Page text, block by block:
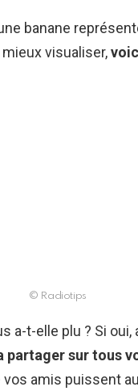
banane
visualiser,
© Radiotips
a-t-elle plu ? Si oui,
partager sur tous
vos amis puissent